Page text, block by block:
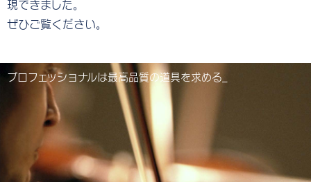
現できました。
ぜひご覧ください。
プロフェッショナルは最高品質の道具を求める_